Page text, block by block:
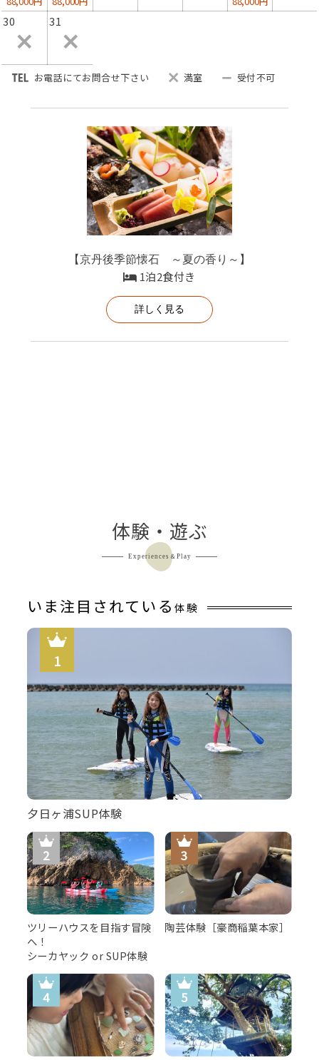
30 31
お電話にてお問合せ下さい 満室 受付不可
【京丹後季節懐石 ～夏の香り～】
1泊2食付き
詳しく見る
体験・遊ぶ
Experiences＆Play
いま注目されている 体験
夕日ヶ浦SUP体験
ツリーハウスを目指す冒険
へ！
シーカヤック or SUP体験
陶芸体験［豪商稲葉本家］